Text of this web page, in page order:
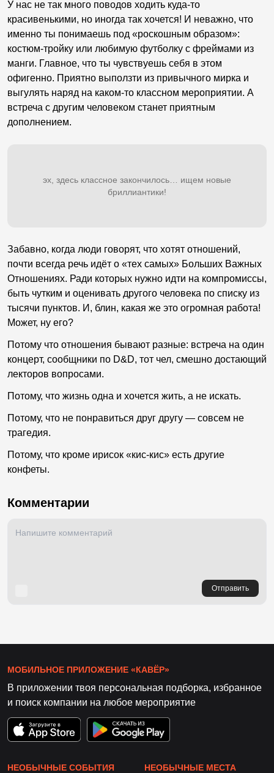
У нас не так много поводов ходить куда-то
красивенькими, но иногда так хочется! И неважно, что
именно ты понимаешь под «роскошным образом»:
костюм-тройку или любимую футболку с фреймами из
манги. Главное, что ты чувствуешь себя в этом
офигенно. Приятно выползти из привычного мирка и
выгулять наряд на каком-то классном мероприятии. А
встреча с другим человеком станет приятным
дополнением.
эх, здесь классное закончилось… ищем новые
бриллиантики!
Забавно, когда люди говорят, что хотят отношений,
почти всегда речь идёт о «тех самых» Больших Важных
Отношениях. Ради которых нужно идти на компромиссы,
быть чутким и оценивать другого человека по списку из
тысячи пунктов. И, блин, какая же это огромная работа!
Может, ну его?
Потому что отношения бывают разные: встреча на один
концерт, сообщники по D&D, тот чел, смешно достающий
лекторов вопросами.
Потому, что жизнь одна и хочется жить, а не искать.
Потому, что не понравиться друг другу — совсем не
трагедия.
Потому, что кроме ирисок «кис-кис» есть другие
конфеты.
Комментарии
Отправить
МОБИЛЬНОЕ ПРИЛОЖЕНИЕ «КАВЁР»
В приложении твоя персональная подборка, избранное
и поиск компании на любое мероприятие
НЕОБЫЧНЫЕ СОБЫТИЯ НЕОБЫЧНЫЕ МЕСТА